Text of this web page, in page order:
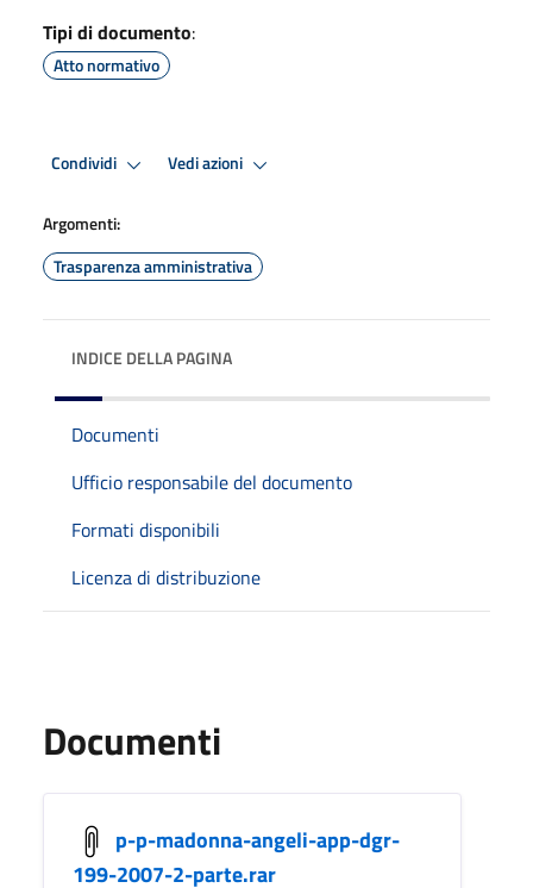
Tipi di documento:
Atto normativo
Condividi Vedi azioni
Argomenti:
Trasparenza amministrativa
INDICE DELLA PAGINA
Documenti
Ufficio responsabile del documento
Formati disponibili
Licenza di distribuzione
Documenti
p-p-madonna-angeli-app-dgr-
199-2007-2-parte.rar